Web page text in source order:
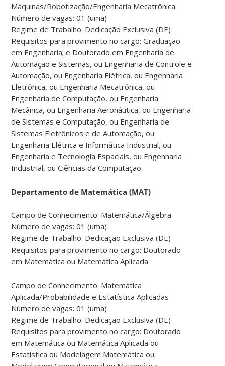
Máquinas/Robotização/Engenharia Mecatrônica
Número de vagas: 01 (uma)
Regime de Trabalho: Dedicação Exclusiva (DE)
Requisitos para provimento no cargo: Graduação
em Engenharia; e Doutorado em Engenharia de
Automação e Sistemas, ou Engenharia de Controle e
Automação, ou Engenharia Elétrica, ou Engenharia
Eletrônica, ou Engenharia Mecatrônica, ou
Engenharia de Computação, ou Engenharia
Mecânica, ou Engenharia Aeronáutica, ou Engenharia
de Sistemas e Computação, ou Engenharia de
Sistemas Eletrônicos e de Automação, ou
Engenharia Elétrica e Informática Industrial, ou
Engenharia e Tecnologia Espaciais, ou Engenharia
Industrial, ou Ciências da Computação
Departamento de Matemática (MAT)
Campo de Conhecimento: Matemática/Álgebra
Número de vagas: 01 (uma)
Regime de Trabalho: Dedicação Exclusiva (DE)
Requisitos para provimento no cargo: Doutorado
em Matemática ou Matemática Aplicada
Campo de Conhecimento: Matemática
Aplicada/Probabilidade e Estatística Aplicadas
Número de vagas: 01 (uma)
Regime de Trabalho: Dedicação Exclusiva (DE)
Requisitos para provimento no cargo: Doutorado
em Matemática ou Matemática Aplicada ou
Estatística ou Modelagem Matemática ou